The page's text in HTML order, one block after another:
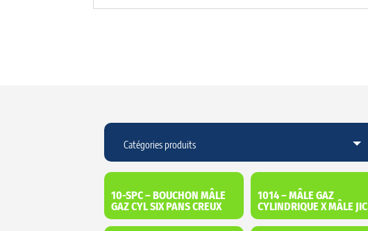
10-SPC – BOUCHON MÂLE
GAZ CYL SIX PANS CREUX
1014 – MÂLE GAZ
CYLINDRIQUE X MÂLE JIC